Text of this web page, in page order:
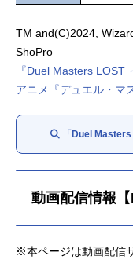
TM and(C)2024,
ShoPro
『Duel Masters LOST
アニメ『デュエル・マ
「Duel
動画配信情報【
※本ページは動画配信